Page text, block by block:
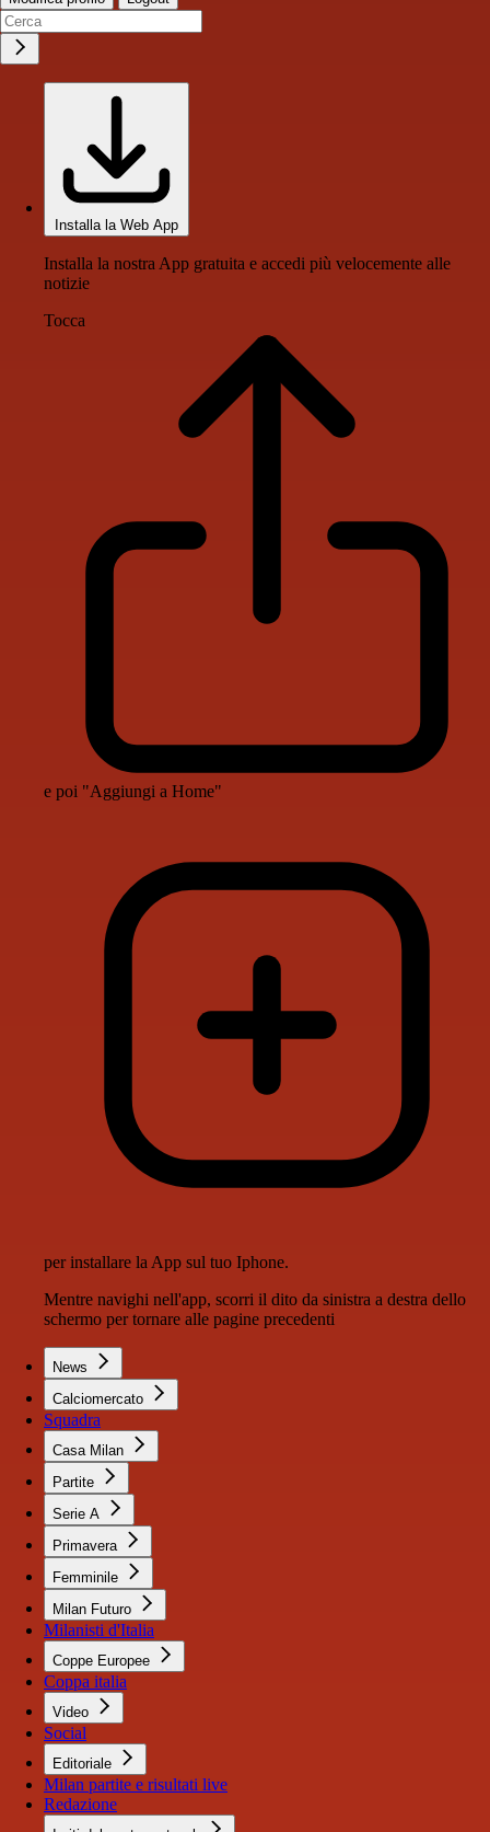
Installa la Web App
Installa la nostra App gratuita e accedi più velocemente alle
notizie
Tocca
e poi "Aggiungi a Home"
per installare la App sul tuo Iphone.
Mentre navighi nell'app, scorri il dito da sinistra a destra dello
schermo per tornare alle pagine precedenti
News
Calciomercato
Squadra
Casa Milan
Partite
Serie A
Primavera
Femminile
Milan Futuro
Milanisti d'Italia
Coppe Europee
Coppa italia
Video
Social
Editoriale
Milan partite e risultati live
Redazione